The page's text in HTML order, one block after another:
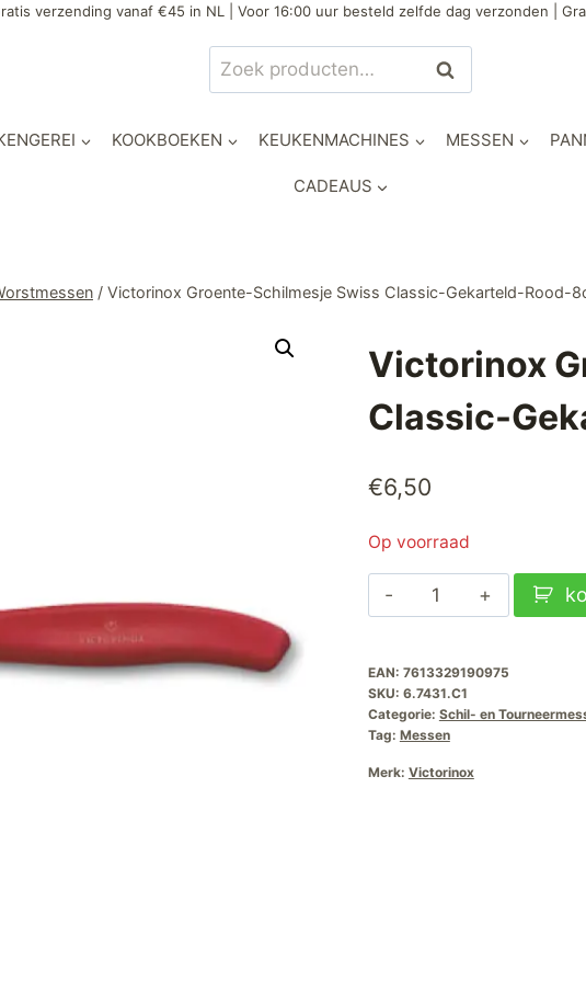
verzending vanaf €45 in NL | Voor 16:00 uur besteld zelfde dag verzonden |
Zoeken
naar:
Zoeken
KOOKBOEKEN KEUKENMACHINES MESSEN
CADEAUS
/ Victorinox Groente-Schilmesje Swiss Classic-Gekarteld-Rood-
Victorinox
Classic-
€6,50
Op voorraad
Victorinox
Groente-
Swiss
Classic-
Gekarteld-
Rood-
EAN: 7613329190975
SKU: 6.7431.C1
Categorie: Schil- en
Tag: Messen
Merk: Victorinox